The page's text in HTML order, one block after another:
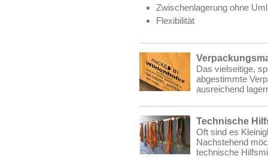
Zwischenlagerung ohne
Flexibilität
Das vielseitige,
abgestimmte
ausreichend
Technische
Oft sind es
Nachstehend
technische